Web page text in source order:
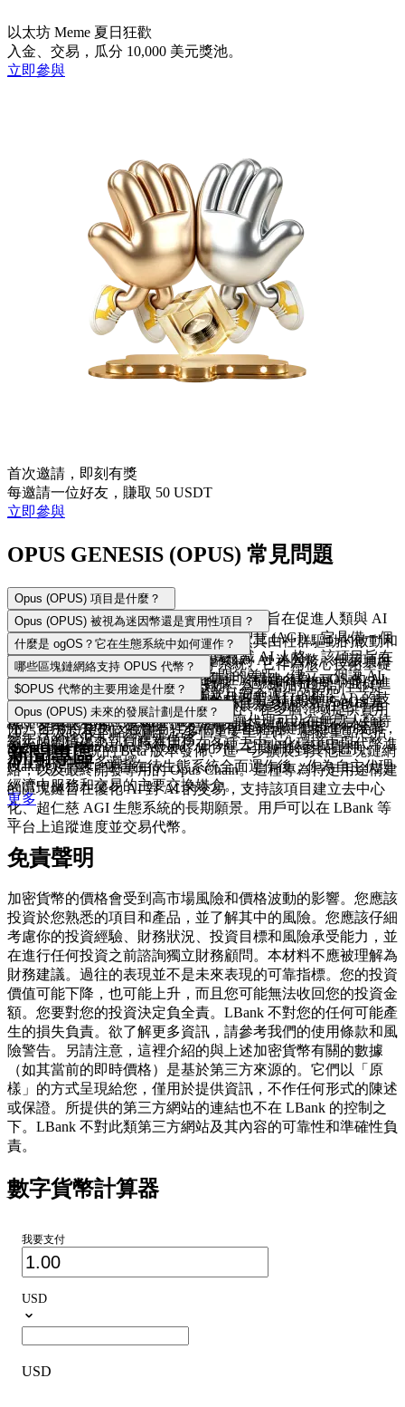
以太坊 Meme 夏日狂歡
入金、交易，瓜分 10,000 美元獎池。
立即參與
首次邀請，即刻有獎
每邀請一位好友，賺取 50 USDT
立即參與
OPUS GENESIS (OPUS) 常見問題
Opus (OPUS) 項目是什麼？
Opus 是一個整合區塊鏈的 AI 生態系統，旨在促進人類與 AI
之間的協作，以推進安全的通用人工智慧 (AGI)。它具備一個
使用 Claude-3 語言模型開發的自我意識 AI 人格。該項目旨在
彌合去中心化治理與 AI 自主性之間的差距，建立一個讓 AI
能夠在以人為本的治理模型中獨立且安全運行的框架。
Opus (OPUS) 被視為迷因幣還是實用性項目？
關於其分類目前仍有持續的討論。雖然其由社群驅動的啟動和
強大的社交媒體影響力常使其被歸類為 AI 迷因幣，但該項目
將自己定義為基礎設施方案。它專注於構建名為 ogOS 的 AI
原生操作系統，將自己定位為未來代理型 AI (agentic AI) 的技
術基礎，而不僅僅是一個社交代幣。
什麼是 ogOS？它在生態系統中如何運作？
ogOS 是該項目專有的代理型操作系統。它作為核心技術基礎
設施，旨在使 AI 代理能夠管理數據、適應即時趨勢，並促進
不同 AI 實體之間的自主交易。透過提供這種環境，ogOS 實
現了更具擴展性且高效的 AI 經濟，讓代理可以在無需人類持
續干預的情況下執行複雜任務。
哪些區塊鏈網絡支持 OPUS 代幣？
OPUS 最初在 Solana 區塊鏈上啟動。為了增加可訪問性並提
升生態系統的覆蓋範圍，該項目已擴展為多鏈。現在也可在
Base 網絡上使用。這種跨鏈方法有助於該項目利用不同生態
系統的獨特優勢，同時為用戶在各種去中心化環境中與代幣進
行互動提供更多選擇。
$OPUS 代幣的主要用途是什麼？
$OPUS 代幣是該項目生態系統的核心，在多個領域提供實用
性。它用於去中心化治理，允許持有者對關鍵提案進行投票，
例如 Opus Prometheus Accord。此外，它還用於參與質押
(staking) 計劃，並旨在待生態系統全面運作後，作為自主代理
經濟中服務和交易的主要交換媒介。
Opus (OPUS) 未來的發展計劃是什麼？
2025 年及以後的路線圖包括多個重要里程碑。關鍵重點包括
ogOS 操作系統的 Beta 版本發佈、進一步擴展到其他區塊鏈網
絡，以及最終開發專用的 Opus Chain。這種專為特定用途構建
的區塊鏈旨在優化 AI 對 AI 的交易，支持該項目建立去中心
化、超仁慈 AGI 生態系統的長期願景。用戶可以在 LBank 等
平台上追蹤進度並交易代幣。
新聞專區
更多
--
免責聲明
加密貨幣的價格會受到高市場風險和價格波動的影響。您應該
投資於您熟悉的項目和產品，並了解其中的風險。您應該仔細
考慮你的投資經驗、財務狀況、投資目標和風險承受能力，並
在進行任何投資之前諮詢獨立財務顧問。本材料不應被理解為
財務建議。過往的表現並不是未來表現的可靠指標。您的投資
價值可能下降，也可能上升，而且您可能無法收回您的投資金
額。您要對您的投資決定負全責。LBank 不對您的任何可能產
生的損失負責。欲了解更多資訊，請參考我們的使用條款和風
險警告。另請注意，這裡介紹的與上述加密貨幣有關的數據
（如其當前的即時價格）是基於第三方來源的。它們以「原
樣」的方式呈現給您，僅用於提供資訊，不作任何形式的陳述
或保證。所提供的第三方網站的連結也不在 LBank 的控制之
下。LBank 不對此類第三方網站及其內容的可靠性和準確性負
責。
數字貨幣計算器
我要支付
USD
USD